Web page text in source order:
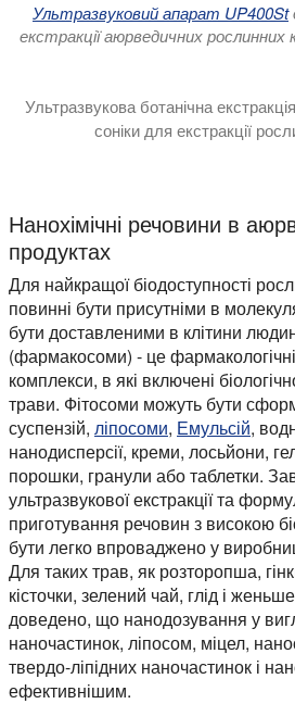
Ультразвуковий апарат UP400St
екстракції аюрведичних
Ультразвукова ботанічна
соніки для екстракції
Нанохімічні речовини в
продуктах
Для найкращої біодоступності
повинні бути присутніми в
бути доставленими в клітини
(фармакосоми) - це
комплекси, в які включені
трави. Фітосоми можуть бути
суспензій, ліпосоми, Емульсій,
нанодисперсії, креми, лосьйони,
порошки, гранули або таблетки.
ультразвукової екстракції та
приготування речовин з високою
бути легко впроваджено у
Для таких трав, як розторопша,
кісточки, зелений чай, глід і
доведено, що нанодозування у
наночастинок, ліпосом, міцел,
твердо-ліпідних наночастинок і
ефективнішим.